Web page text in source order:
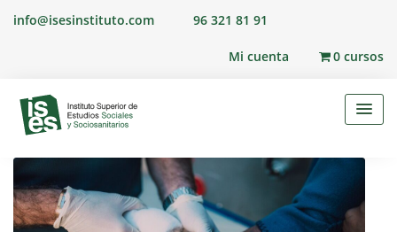
Skipinfo@isesinstituto.com 96 321 81 91
Mi cuenta 0 cursos